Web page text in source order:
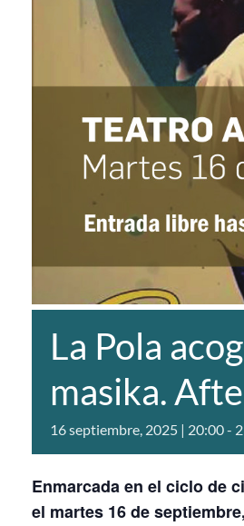
La Pola
masika.
16 septiembre, 2025 | 20:00-
Enmarcada en el ciclo de
el martes 16 de